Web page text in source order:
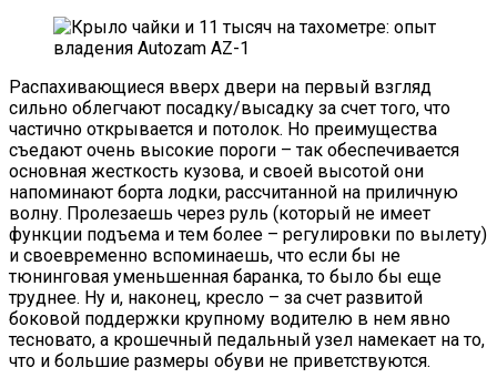
Распахивающиеся вверх двери на первый взгляд
сильно облегчают посадку/высадку за счет того, что
частично открывается и потолок. Но преимущества
съедают очень высокие пороги – так обеспечивается
основная жесткость кузова, и своей высотой они
напоминают борта лодки, рассчитанной на приличную
волну. Пролезаешь через руль (который не имеет
функции подъема и тем более – регулировки по вылету)
и своевременно вспоминаешь, что если бы не
тюнинговая уменьшенная баранка, то было бы еще
труднее. Ну и, наконец, кресло – за счет развитой
боковой поддержки крупному водителю в нем явно
тесновато, а крошечный педальный узел намекает на то,
что и большие размеры обуви не приветствуются.